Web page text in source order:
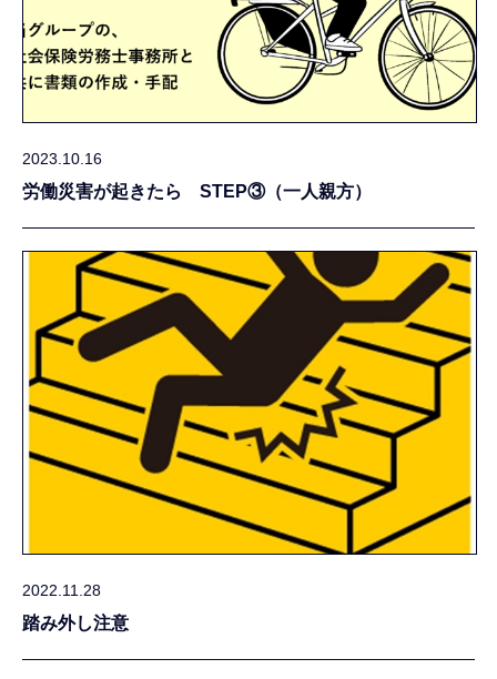
2023.10.16
労働災害が起きたら STEP③（一人親方）
2022.11.28
踏み外し注意